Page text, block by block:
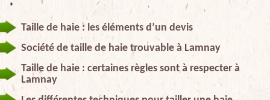
Taille de haie : les éléments d’un devis
Société de taille de haie trouvable à Lamnay
Taille de haie : certaines règles sont à respecter à
Lamnay